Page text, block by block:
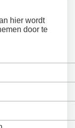
hier wordt
door te